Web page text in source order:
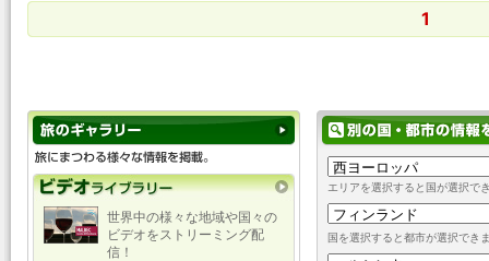
1
エリアを選択すると国が選択で
国を選択すると都市が選択でき
世界中の様々な地域や国々の
ビデオをストリーミング配
信！